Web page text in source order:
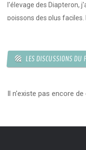
l'élevage des Diapteron,
poissons des plus
LES DISCUSSIONS DU
Il n'existe pas encore